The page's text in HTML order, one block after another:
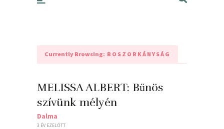
Currently Browsing: BOSZORKÁNYSÁG
MELISSA ALBERT: Bűnös ​
szívünk mélyén
Dalma
3 ÉV EZELŐTT